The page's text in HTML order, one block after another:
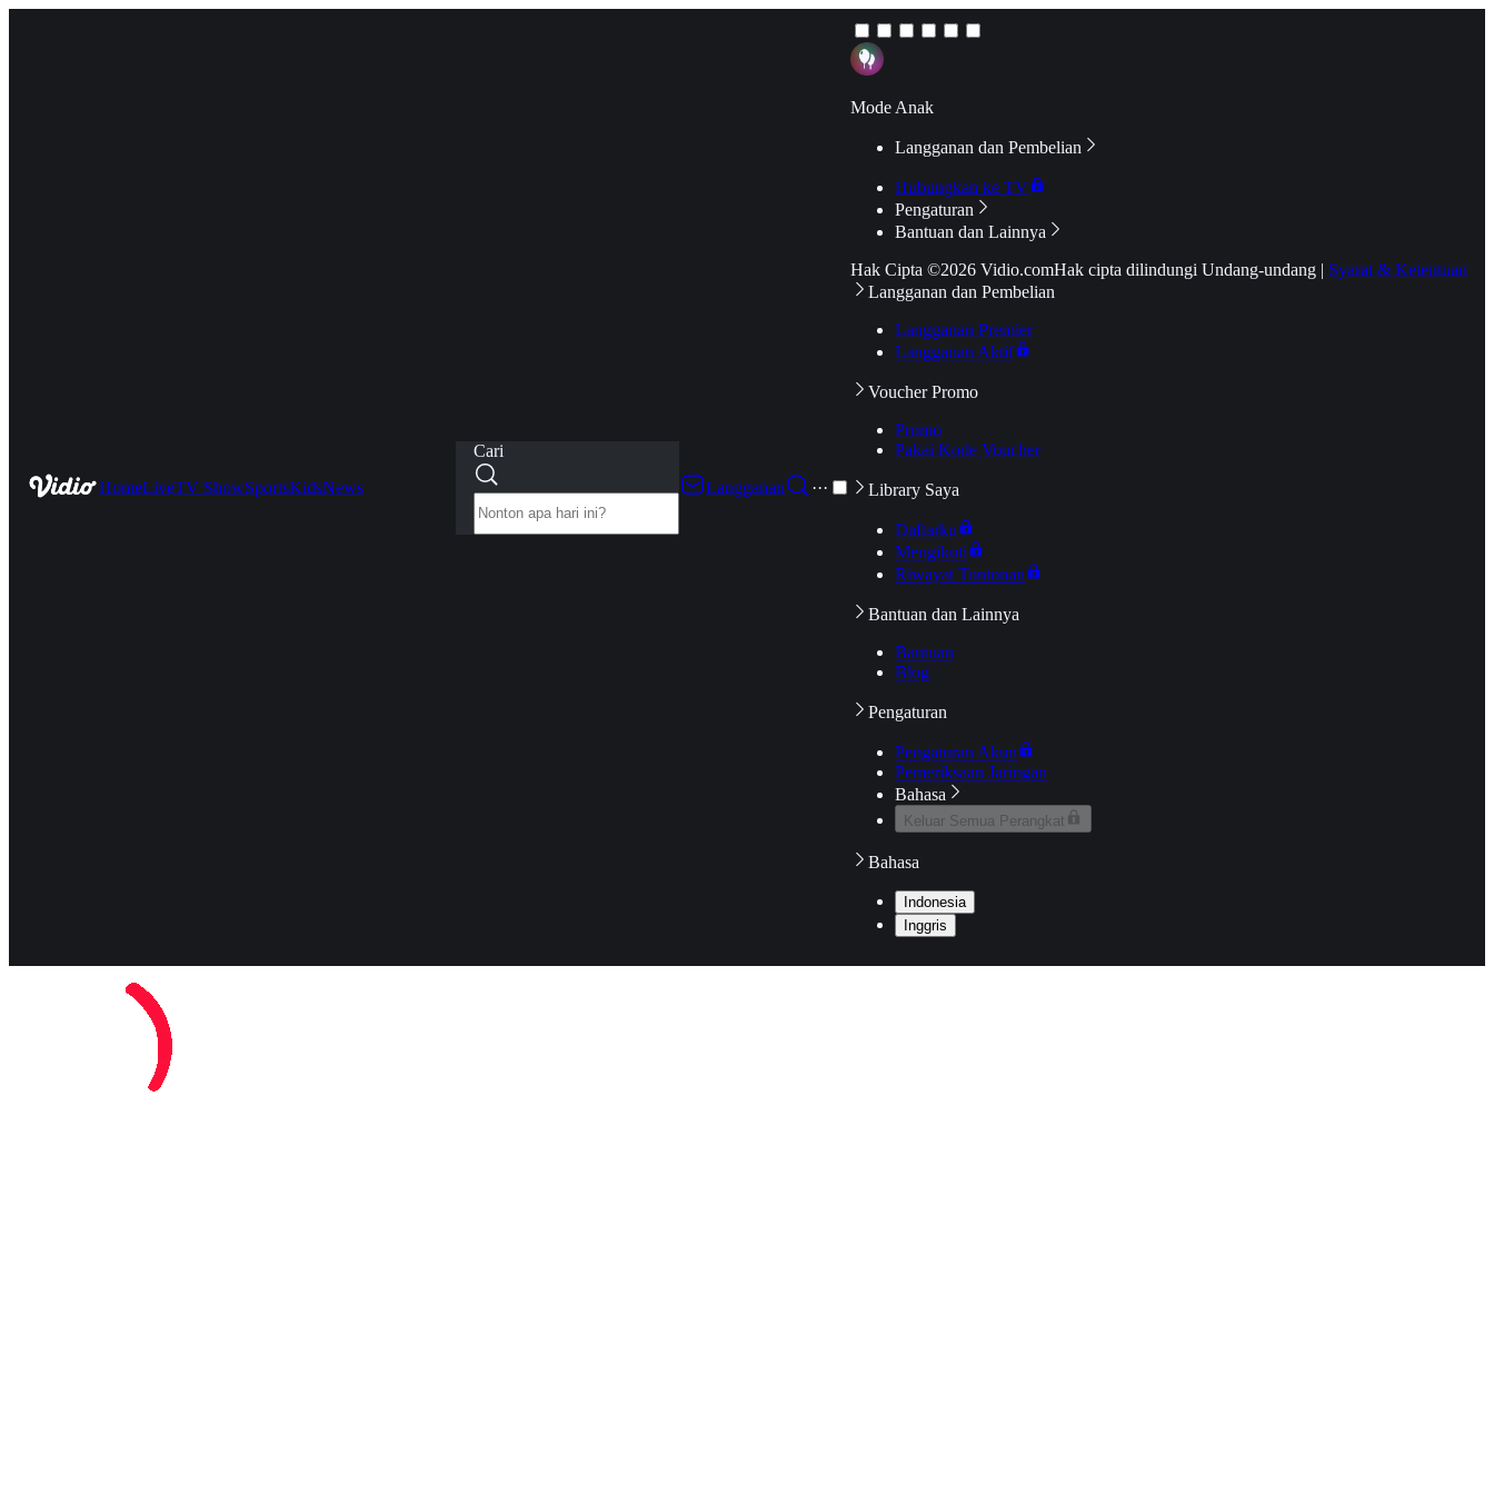
HomeLiveTV ShowSportsKidsNews
Cari
Langganan
···
Mode Anak
Langganan dan Pembelian
Hubungkan ke TV
Pengaturan
Bantuan dan Lainnya
Hak Cipta ©2026 Vidio.comHak cipta dilindungi Undang-undang | Syarat & Ketentuan
Langganan dan Pembelian
Langganan Premier
Langganan Aktif
Voucher Promo
Promo
Pakai Kode Voucher
Library Saya
Daftarku
Mengikuti
Riwayat Tontonan
Bantuan dan Lainnya
Bantuan
Blog
Pengaturan
Pengaturan Akun
Pemeriksaan Jaringan
Bahasa
Keluar Semua Perangkat
Bahasa
Indonesia
Inggris